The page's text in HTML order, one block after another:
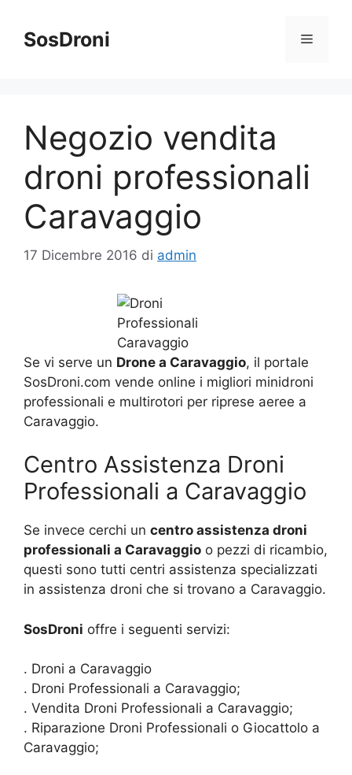
contenuto
SosDroni Menu
Negozio vendita
droni professionali
Caravaggio
17 Dicembre 2016 di admin
Se vi serve un Drone a Caravaggio, il portale
SosDroni.com vende online i migliori minidroni
professionali e multirotori per riprese aeree a
Caravaggio.
Centro Assistenza Droni
Professionali a Caravaggio
Se invece cerchi un centro assistenza droni
professionali a Caravaggio o pezzi di ricambio,
questi sono tutti centri assistenza specializzati
in assistenza droni che si trovano a Caravaggio.
SosDroni offre i seguenti servizi:
. Droni a Caravaggio
. Droni Professionali a Caravaggio;
. Vendita Droni Professionali a Caravaggio;
. Riparazione Droni Professionali o Giocattolo a
Caravaggio;